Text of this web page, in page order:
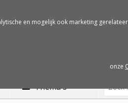
Thema's
en mogelijk ook marketing
onze